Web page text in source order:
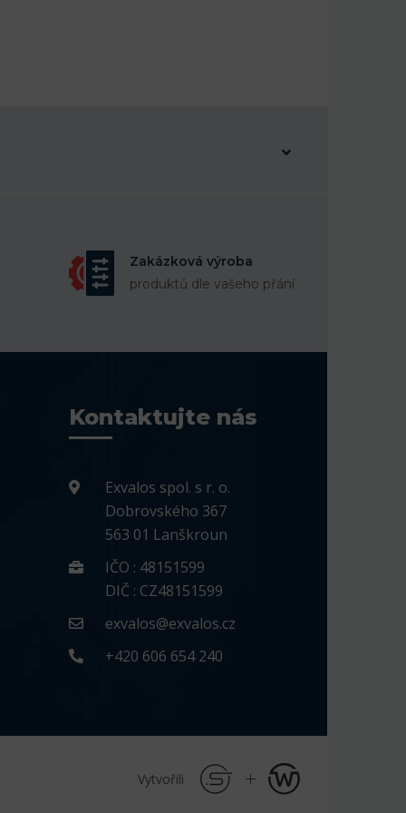
Zakázková výroba
produktů dle vašeho přání
Kontaktujte nás
Exvalos spol. s r. o.
Dobrovského 367
563 01 Lanškroun
IČO : 48151599
DIČ : CZ48151599
exvalos@exvalos.cz
+420 606 654 240
Vytvořili